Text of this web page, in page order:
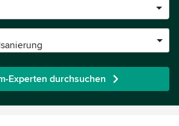
Experten durchsuchen